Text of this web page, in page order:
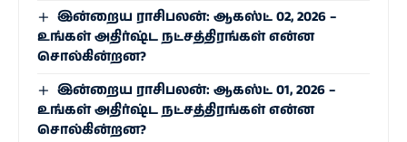
இன்றைய ராசிபலன்: ஆகஸ்ட் 02, 2026 –
உங்கள் அதிர்ஷ்ட நட்சத்திரங்கள் என்ன
சொல்கின்றன?
இன்றைய ராசிபலன்: ஆகஸ்ட் 01, 2026 –
உங்கள் அதிர்ஷ்ட நட்சத்திரங்கள் என்ன
சொல்கின்றன?